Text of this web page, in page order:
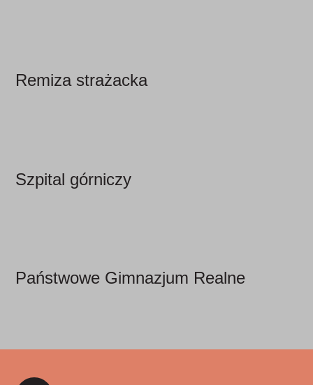
Remiza strażacka
Szpital górniczy
Państwowe Gimnazjum Realne